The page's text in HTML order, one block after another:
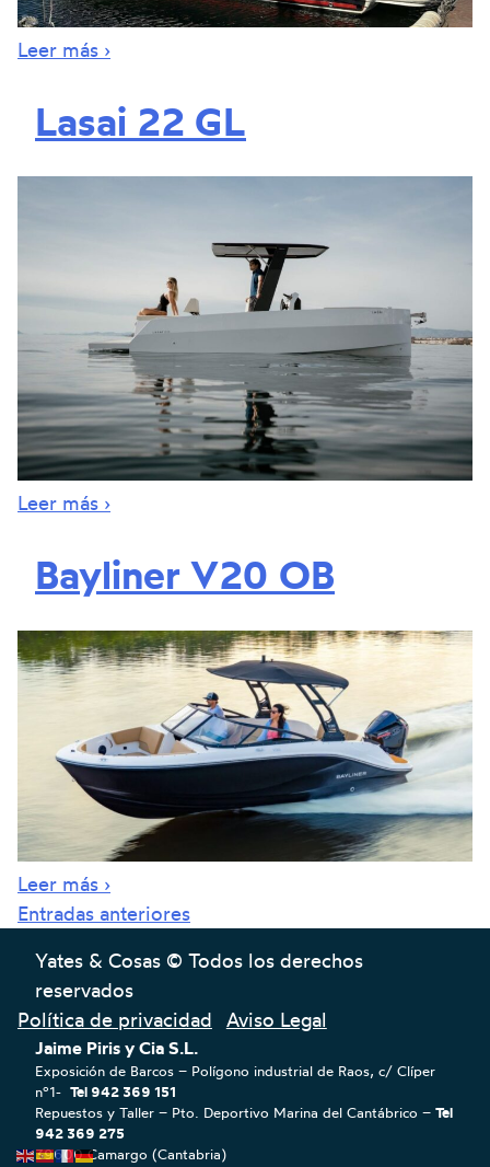
Leer más ›
Lasai 22 GL
Leer más ›
Bayliner V20 OB
Leer más ›
Navegación
de
entradas
Entradas anteriores
Yates & Cosas © Todos los derechos
reservados
Política de privacidad
Aviso Legal
Jaime Piris y Cia S.L.
Exposición de Barcos – Polígono industrial de Raos, c/ Clíper
nº1- Tel 942 369 151
Repuestos y Taller – Pto. Deportivo Marina del Cantábrico – Tel
942 369 275
39600 Camargo (Cantabria)